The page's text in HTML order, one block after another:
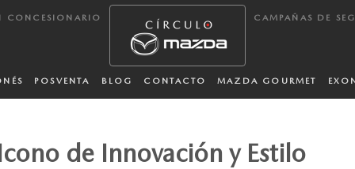
CONCESIONARIO CAMPAÑAS DE
POSVENTA BLOG CONTACTO MAZDA GOURMET
de Innovación y Estilo